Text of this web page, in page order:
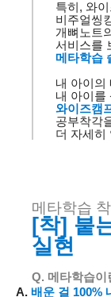
특히 , 와
비주얼씽
개뼈노트의
서비스를
메타학습
내 아이의
내 아이를
와이즈캠
공부착각
더 자세히
메타학습
[착] 붙
실현
Q. 메타학습이
A. 배운 걸 100%